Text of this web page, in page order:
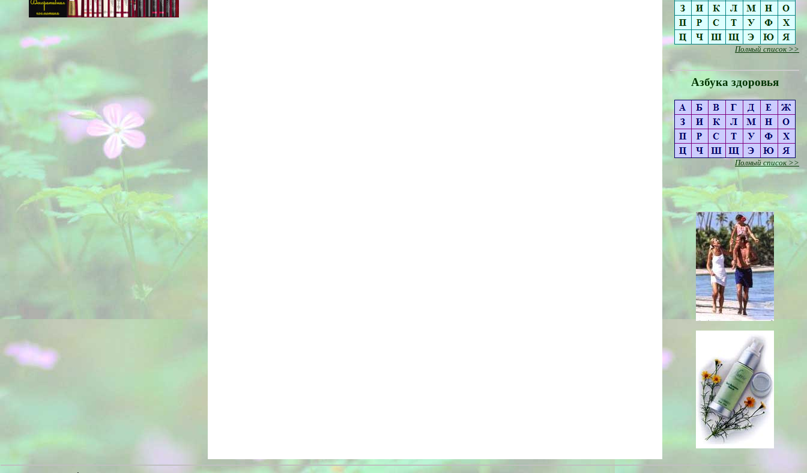
Полный список >>
Азбука здоровья
Полный список >>